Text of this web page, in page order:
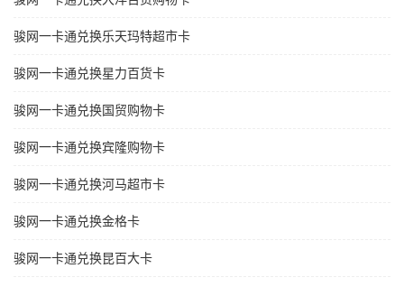
骏网一卡通兑换乐天玛特超市卡
骏网一卡通兑换星力百货卡
骏网一卡通兑换国贸购物卡
骏网一卡通兑换宾隆购物卡
骏网一卡通兑换河马超市卡
骏网一卡通兑换金格卡
骏网一卡通兑换昆百大卡